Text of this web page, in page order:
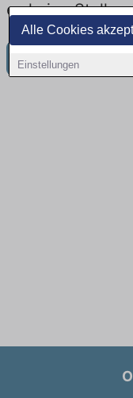
Alle Cookies
Einstellungen
es keine
Weitere